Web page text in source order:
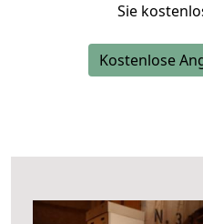
Sie
Kostenlose